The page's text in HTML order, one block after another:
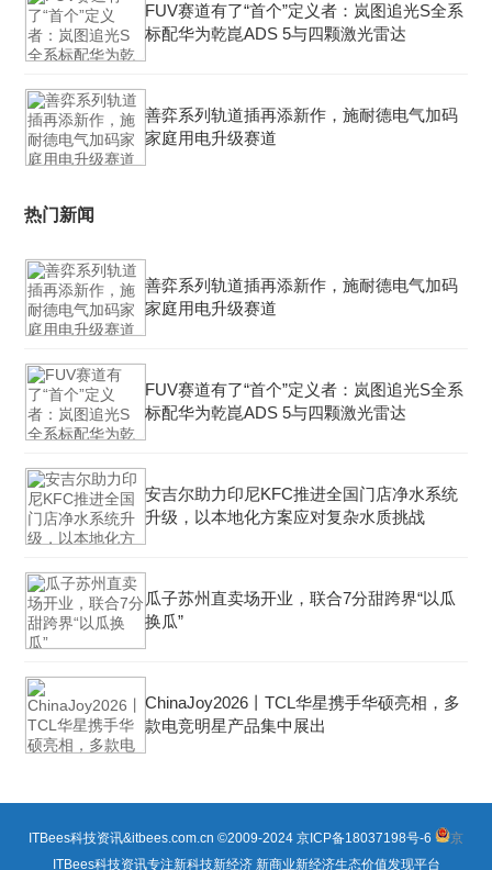
FUV赛道有了“首个”定义者：岚图追光S全系
标配华为乾崑ADS 5与四颗激光雷达
善弈系列轨道插再添新作，施耐德电气加码
家庭用电升级赛道
热门新闻
善弈系列轨道插再添新作，施耐德电气加码
家庭用电升级赛道
FUV赛道有了“首个”定义者：岚图追光S全系
标配华为乾崑ADS 5与四颗激光雷达
安吉尔助力印尼KFC推进全国门店净水系统
升级，以本地化方案应对复杂水质挑战
瓜子苏州直卖场开业，联合7分甜跨界“以瓜
换瓜”
ChinaJoy2026丨TCL华星携手华硕亮相，多
款电竞明星产品集中展出
ITBees科技资讯&itbees.com.cn ©2009-2024 京ICP备18037198号-6
京
ITBees科技资讯专注新科技新经济 新商业新经济生态价值发现平台